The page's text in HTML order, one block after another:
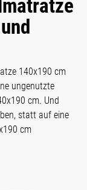
140x190 cm
ungenutzte
cm. Und
statt auf eine
cm